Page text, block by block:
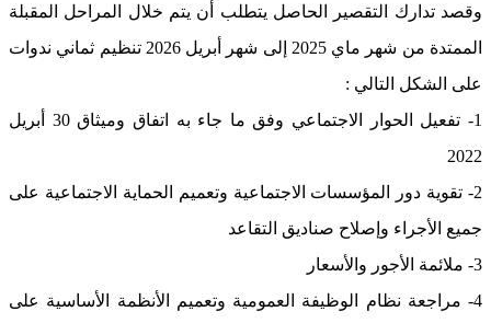
وقصد تدارك التقصير الحاصل يتطلب أن يتم خلال المراحل المقبلة
الممتدة من شهر ماي 2025 إلى شهر أبريل 2026 تنظيم ثماني ندوات
على الشكل التالي :
1- تفعيل الحوار الاجتماعي وفق ما جاء به اتفاق وميثاق 30 أبريل
2022
2- تقوية دور المؤسسات الاجتماعية وتعميم الحماية الاجتماعية على
جميع الأجراء وإصلاح صناديق التقاعد
3- ملائمة الأجور والأسعار
4- مراجعة نظام الوظيفة العمومية وتعميم الأنظمة الأساسية على